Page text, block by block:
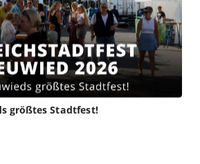
größtes Stadtfest!